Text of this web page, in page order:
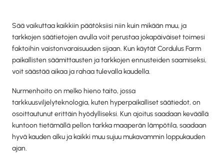
Sää vaikuttaa kaikkiin päätöksiisi niin kuin mikään muu, ja
tarkkojen säätietojen avulla voit perustaa jokapäiväiset toimesi
faktoihin vaistonvaraisuuden sijaan. Kun käytät Cordulus Farm
paikallisten säämittausten ja tarkkojen ennusteiden saamiseksi,
voit säästää aikaa ja rahaa tulevalla kaudella.
Nurmenhoito on melko hieno taito, jossa
tarkkuusviljelyteknologia, kuten hyperpaikalliset säätiedot, on
osoittautunut erittäin hyödylliseksi. Kun ajoitus saadaan keväällä
kuntoon tietämällä pellon tarkka maaperän lämpötila, saadaan
hyvä kauden alku ja kaikki muu sujuu mukavammin loppukauden
ajan.